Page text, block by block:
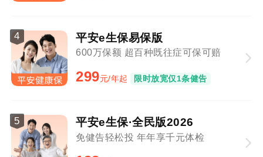
4 平安e生保易保版
600万保额 超百种既往症可保可赔
299元/年起 限时放宽仅1条健告
5 平安e生保·全民版2026
免健告轻松投 年年享千元体检